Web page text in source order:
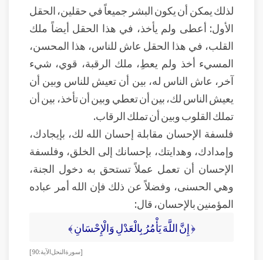
لذلك يمكن أن يكون البشر جميعاً في حقلين، الحقل
الأول: أعطى ولم يأخذ، في هذا الحقل أيضاً ملك
القلب، في هذا الحقل عاش للناس، هذا المحسن،
المسيء أخذ ولم يعطِ، ملك الرقبة، قوي، شيء
آخر، عاش الناس له، بين أن تعيش للناس وبين أن
يعيش الناس لك، بين أن تعطي وبين أن تأخذ، بين أن
تملك القلوب وبين أن تملك الرقاب.
فلسفة الإحسان مقابلة إحسان الله لك، بإيجادك،
وإمدادك، وهدايتك، بإحسانك إلى الخلق، وفلسفة
الإحسان أن تعمل عملاً تستحق به دخول الجنة،
وهي الحسنى، وفضلاً عن ذلك فإن الله أمر عباده
المؤمنين بالإحسان، قال:
﴿ إِنَّ اللَّهَ يَأْمُرُ بِالْعَدْلِ وَالْإِحْسَانِ ﴾
[ سورة النحل الآية: 90]